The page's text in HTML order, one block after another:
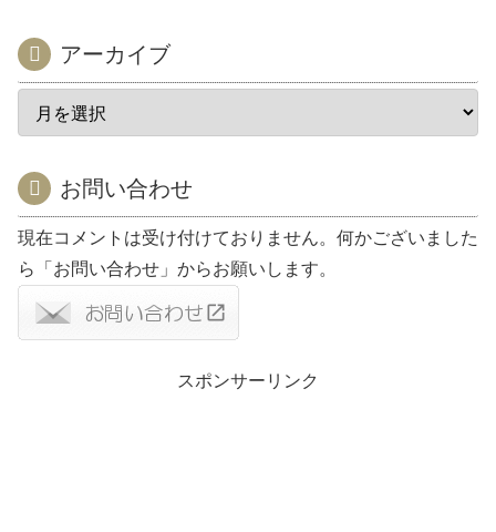
アーカイブ
お問い合わせ
現在コメントは受け付けておりません。何かございました
ら「お問い合わせ」からお願いします。
スポンサーリンク